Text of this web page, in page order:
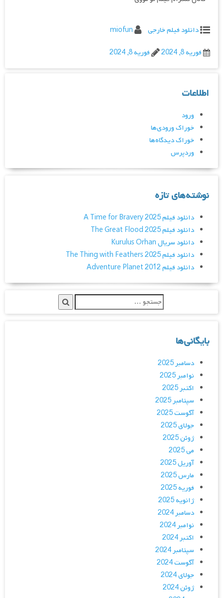
دانلود فیلم خارجی
miofun
فوریه 8, 2024
فوریه 8, 2024
اطلاعات
ورود
خوراک ورودی‌ها
خوراک دیدگاه‌ها
وردپرس
نوشته‌های تازه
دانلود فیلم A Time for Bravery 2025
دانلود فیلم The Great Flood 2025
دانلود سریال Kurulus Orhan
دانلود فیلم The Thing with Feathers 2025
دانلود فیلم Adventure Planet 2012
بایگانی‌ها
دسامبر 2025
نوامبر 2025
اکتبر 2025
سپتامبر 2025
آگوست 2025
جولای 2025
ژوئن 2025
می 2025
آوریل 2025
مارس 2025
فوریه 2025
ژانویه 2025
دسامبر 2024
نوامبر 2024
اکتبر 2024
سپتامبر 2024
آگوست 2024
جولای 2024
ژوئن 2024